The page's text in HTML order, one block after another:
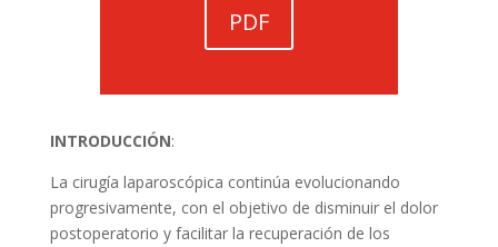
PDF
INTRODUCCIÓN:
La cirugía laparoscópica continúa evolucionando
progresivamente, con el objetivo de disminuir el dolor
postoperatorio y facilitar la recuperación de los